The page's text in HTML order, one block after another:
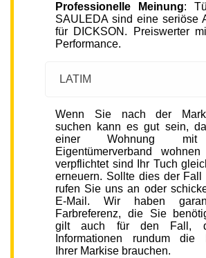
Professionelle Meinung:
SAULEDA sind eine seriöse
für DICKSON. Preiswerter
Performance.
LATIM
Wenn Sie nach der
suchen kann es gut sein,
einer Wohnung mit
Eigentümerverband
verpflichtet sind Ihr Tuch
erneuern. Sollte dies der Fall
rufen Sie uns an oder
E-Mail. Wir haben
Farbreferenz, die Sie
gilt auch für den Fall,
Informationen rundum die
Ihrer Markise brauchen.